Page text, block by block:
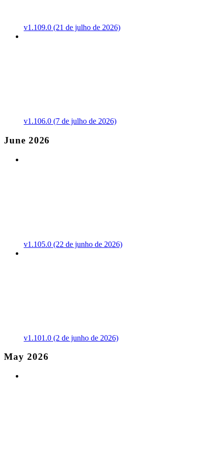
v1.109.0 (21 de julho de 2026)
v1.106.0 (7 de julho de 2026)
June 2026
v1.105.0 (22 de junho de 2026)
v1.101.0 (2 de junho de 2026)
May 2026